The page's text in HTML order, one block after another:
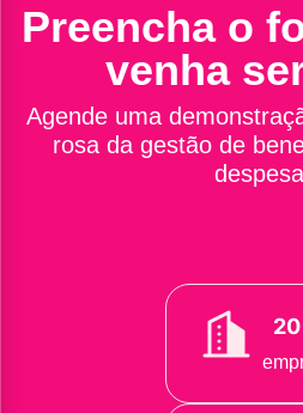
Preencha o
venha
Agende uma
rosa da gestão de